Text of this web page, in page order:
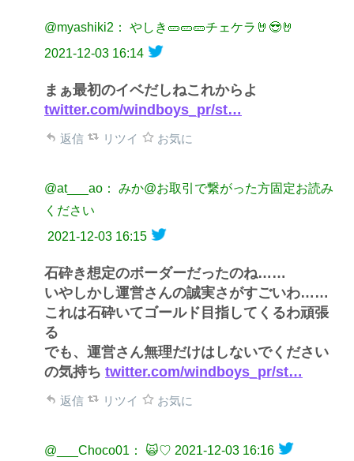
@myashiki2： やしき🥒🥒🥒チェケラ🤘😎🤘
2021-12-03 16:14
まぁ最初のイベだしねこれからよ
twitter.com/windboys_pr/st…
返信 リツイ お気に
@at___ao： みか@お取引で繋がった方固定お読み
ください
2021-12-03 16:15
石砕き想定のボーダーだったのね……
いやしかし運営さんの誠実さがすごいわ……
これは石砕いてゴールド目指してくるわ頑張
る
でも、運営さん無理だけはしないでください
の気持ち twitter.com/windboys_pr/st…
返信 リツイ お気に
@___Choco01： 🙀♡ 2021-12-03 16:16